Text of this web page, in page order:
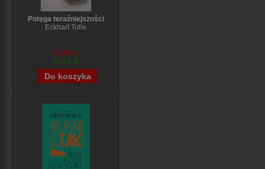
Potęga teraźniejszości
Eckhart Tolle
43,69 zł
33,02 zł